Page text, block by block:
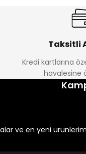
Taksitli
Kredi kartlarına
havalesine
ve en yeni